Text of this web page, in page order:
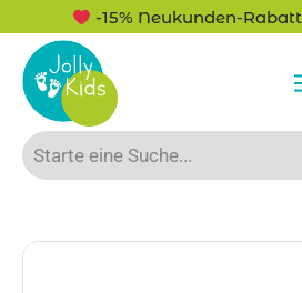
-15% Neukunden-Rabatt -